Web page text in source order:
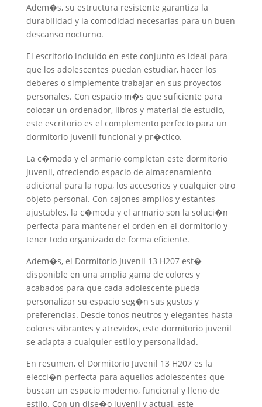
Adem�s, su estructura resistente garantiza la
durabilidad y la comodidad necesarias para un buen
descanso nocturno.
El escritorio incluido en este conjunto es ideal para
que los adolescentes puedan estudiar, hacer los
deberes o simplemente trabajar en sus proyectos
personales. Con espacio m�s que suficiente para
colocar un ordenador, libros y material de estudio,
este escritorio es el complemento perfecto para un
dormitorio juvenil funcional y pr�ctico.
La c�moda y el armario completan este dormitorio
juvenil, ofreciendo espacio de almacenamiento
adicional para la ropa, los accesorios y cualquier otro
objeto personal. Con cajones amplios y estantes
ajustables, la c�moda y el armario son la soluci�n
perfecta para mantener el orden en el dormitorio y
tener todo organizado de forma eficiente.
Adem�s, el Dormitorio Juvenil 13 H207 est�
disponible en una amplia gama de colores y
acabados para que cada adolescente pueda
personalizar su espacio seg�n sus gustos y
preferencias. Desde tonos neutros y elegantes hasta
colores vibrantes y atrevidos, este dormitorio juvenil
se adapta a cualquier estilo y personalidad.
En resumen, el Dormitorio Juvenil 13 H207 es la
elecci�n perfecta para aquellos adolescentes que
buscan un espacio moderno, funcional y lleno de
estilo. Con un dise�o juvenil y actual, este